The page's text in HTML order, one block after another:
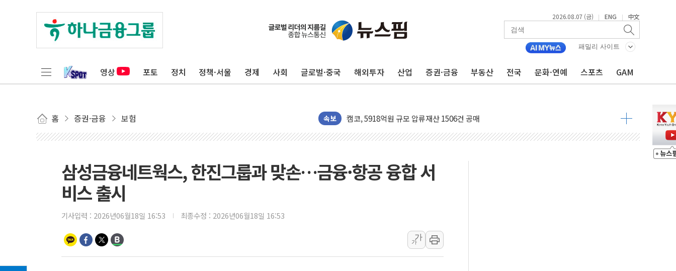
2026.08.07 (금) | ENG | 中文
패밀리 사이트
영상 포토 정치 정책·서울 경제 사회 글로벌·중국 해외투자 산업 증권·금융 부동산 전국 문화·연예 스포츠 GAM
홈 증권·금융 보험 속보
수박으로 여름 나는 하마
전남광주 구례 산불 32분 만에 주불 진화...인명피해 없어
[시승기] 공간·승차감 잡은 볼보 EX90…'올 터치'는 호불호
가오픈한 홈플러스
[종합] 청도 흥선리 야산 산불 1시간36분만에 주불진화....인명피해 없어
한미 법카 제보자 "신동국과 무관…자료는 전·현직 직원으로부터 확보"
SKT, '8월 월간 럭키 페스타' 실시...휴대폰 결제 최대 6000원 할인
LG헬로비전 '헬로모바일', 교보문고 제휴 전자책 요금제 출시
삼성금융네트웍스, 한진그룹과 맞손…금융·항공 융합 서
비스 출시
기사입력 : 2026년06월18일 16:53 최종수정 : 2026년06월18일 16:53
가
가